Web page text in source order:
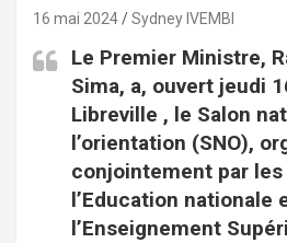
16 mai 2024 Sydney IVEMBI
Le Premier Ministre,
Sima, a, ouvert jeudi
Libreville , le Salon
l’orientation (SNO),
conjointement par
l’Education nationale
l’Enseignement